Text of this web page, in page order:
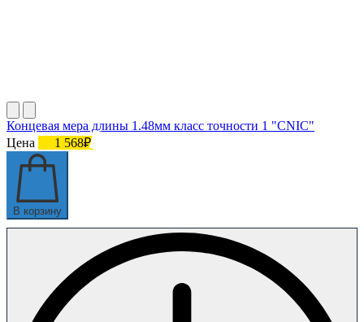
Концевая мера длины 1.48мм класс точности 1 "CNIC"
Цена
1 568₽
В корзину